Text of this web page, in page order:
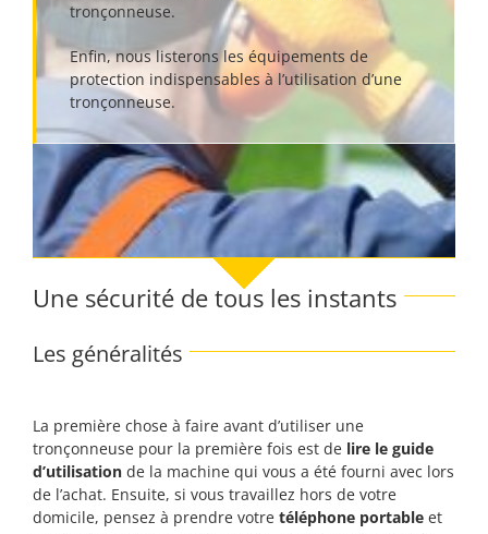
tronçonneuse.
Enfin, nous listerons les équipements de
protection indispensables à l’utilisation d’une
tronçonneuse.
Une sécurité de tous les instants
Les généralités
La première chose à faire avant d’utiliser une
tronçonneuse pour la première fois est de lire le guide
d’utilisation de la machine qui vous a été fourni avec lors
de l’achat. Ensuite, si vous travaillez hors de votre
domicile, pensez à prendre votre téléphone portable et